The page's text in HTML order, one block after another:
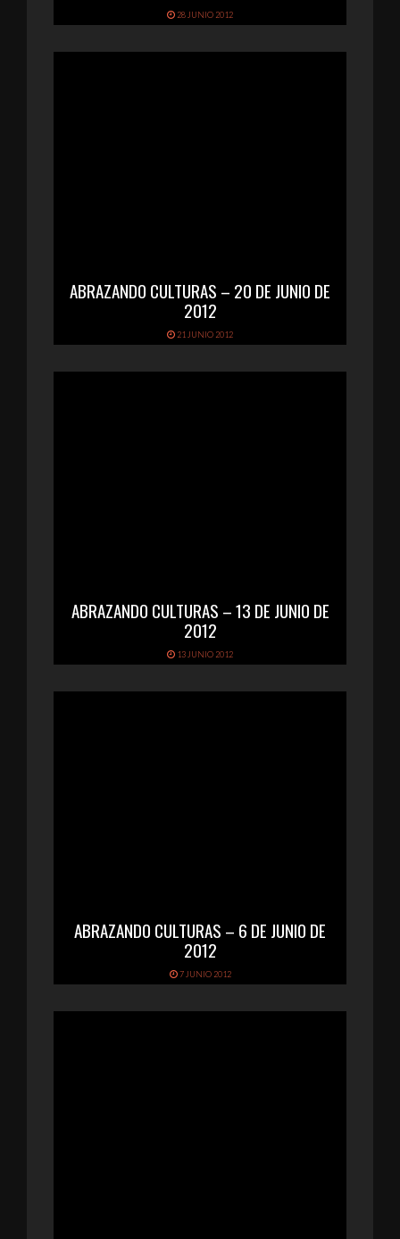
28 JUNIO 2012
ABRAZANDO CULTURAS – 20 DE JUNIO DE
2012
21 JUNIO 2012
ABRAZANDO CULTURAS – 13 DE JUNIO DE
2012
13 JUNIO 2012
ABRAZANDO CULTURAS – 6 DE JUNIO DE
2012
7 JUNIO 2012